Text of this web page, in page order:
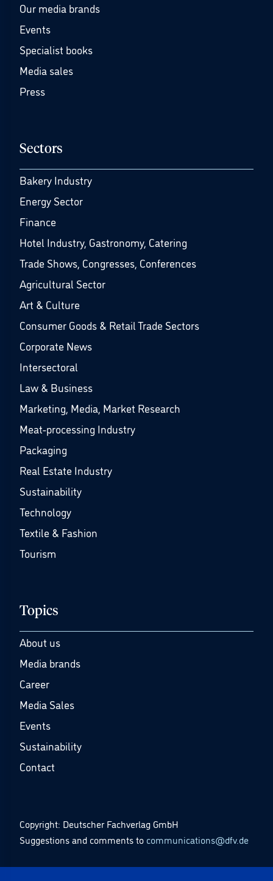
Our media brands
Events
Specialist books
Media sales
Press
Sectors
Bakery Industry
Energy Sector
Finance
Hotel Industry, Gastronomy, Catering
Trade Shows, Congresses, Conferences
Agricultural Sector
Art & Culture
Consumer Goods & Retail Trade Sectors
Corporate News
Intersectoral
Law & Business
Marketing, Media, Market Research
Meat-processing Industry
Packaging
Real Estate Industry
Sustainability
Technology
Textile & Fashion
Tourism
Topics
About us
Media brands
Career
Media Sales
Events
Sustainability
Contact
Copyright: Deutscher Fachverlag GmbH
Suggestions and comments to communications@dfv.de